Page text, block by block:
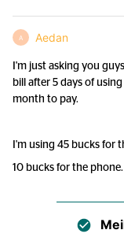
A Aedan
I'm just asking you
bill after 5 days of
month to pay.
I'm using 45 bucks for
10 bucks for the phone.